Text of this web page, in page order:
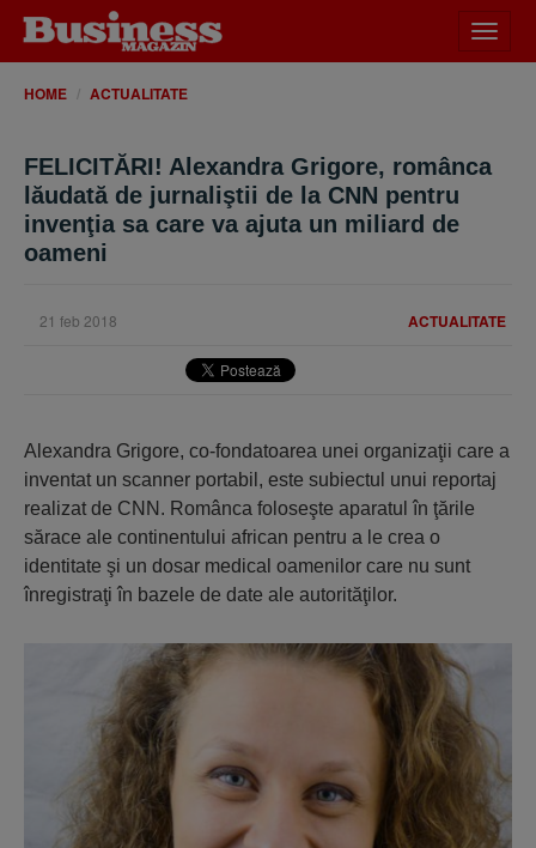
meniu
HOME ACTUALITATE
FELICITĂRI! Alexandra Grigore, românca
lăudată de jurnaliştii de la CNN pentru
invenţia sa care va ajuta un miliard de
oameni
ACTUALITATE
21 feb 2018
Alexandra Grigore, co-fondatoarea unei organizaţii care a
inventat un scanner portabil, este subiectul unui reportaj
realizat de CNN. Românca foloseşte aparatul în ţările
sărace ale continentului african pentru a le crea o
identitate şi un dosar medical oamenilor care nu sunt
înregistraţi în bazele de date ale autorităţilor.